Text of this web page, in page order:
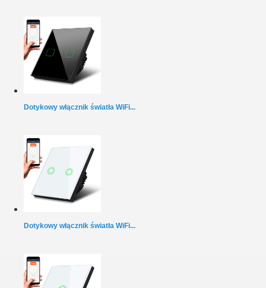
Dotykowy włącznik światła WiFi...
Dotykowy włącznik światła WiFi...